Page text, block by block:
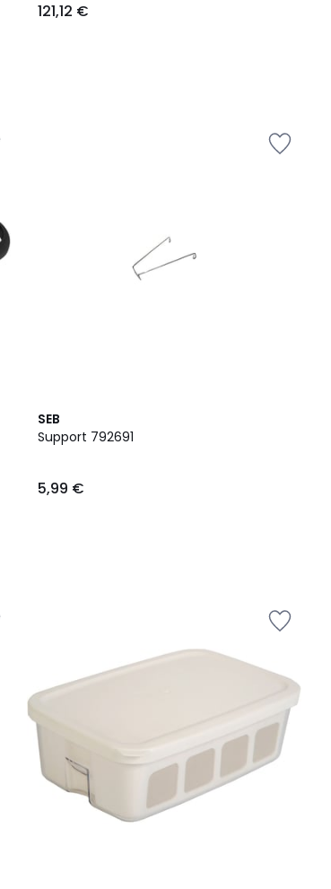
121,12 €
SEB
Support 792691
5,99 €